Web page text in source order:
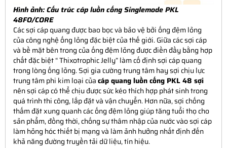
Hình ảnh:Cấu trúc cáp luồn cống Singlemode PKL
48FO/CORE
Các sợi cáp quang được bao bọc và bảo vệ bởi ống đệm lỏng
của công nghệ ống lỏng đặc biệt của thế giới. Giữa các sợi cáp
và bề mặt bên trong của ống đệm lỏng được điền đầy bằng hợp
chất đặc biệt “ Thixotrophic Jelly” làm cố định sợi cáp quang
trong lòng ống lỏng. Sợi gia cường trung tâm hay sợi chịu lực
trung tâm phi kim loại củacáp quang luồn cống PKL 48 sợi
nên sợi cáp có thể chịu được sức kéo thích hợp phát sinh trong
quá trình thi công, lắp đặt và vận chuyển. Hơn nữa, sợi chống
thấm đặt xung quanh các ống đệm lỏng giúp tăng tuổi thọ cho
sản phẩm, đồng thời, chống sự thâm nhập của nước vào sợi cáp
làm hỏng hóc thiết bị mạng và làm ảnh hưởng nhất định đến
khả năng đường truyền tải dữ liệu, tín hiệu.